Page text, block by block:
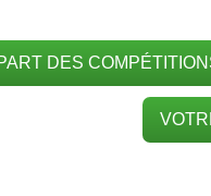
DES